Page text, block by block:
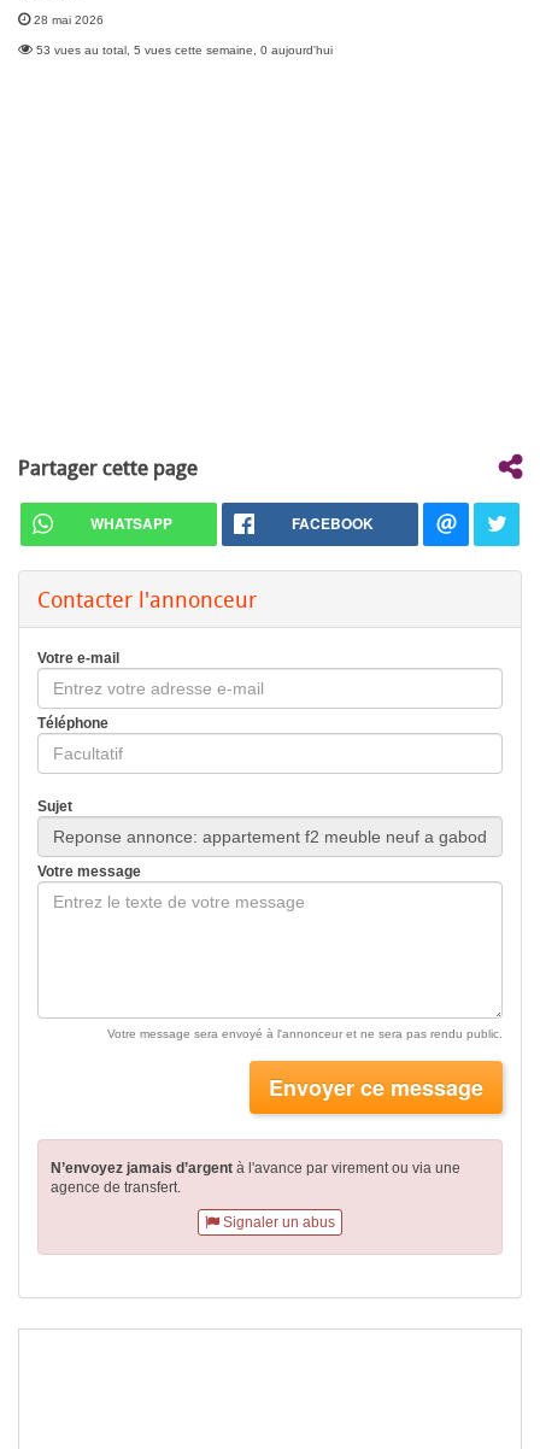
28 mai 2026
53 vues au total, 5 vues cette semaine, 0 aujourd'hui
Partager cette page
WHATSAPP FACEBOOK
Contacter l'annonceur
Votre e-mail
Téléphone
Sujet
Votre message
Votre message sera envoyé à l'annonceur et ne sera pas rendu public.
Envoyer ce message
N’envoyez jamais d’argent à l'avance par virementou via une
agence de transfert.
Signaler un abus